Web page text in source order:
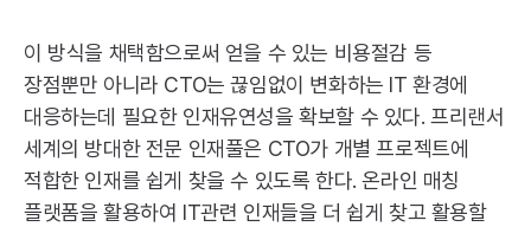
이 방식을 채택함으로써 얻을 수 있는 비용절감 등
장점뿐만 아니라 CTO는 끊임없이 변화하는 IT 환경에
대응하는데 필요한 인재유연성을 확보할 수 있다. 프리랜서
세계의 방대한 전문 인재풀은 CTO가 개별 프로젝트에
적합한 인재를 쉽게 찾을 수 있도록 한다. 온라인 매칭
플랫폼을 활용하여 IT관련 인재들을 더 쉽게 찾고 활용할